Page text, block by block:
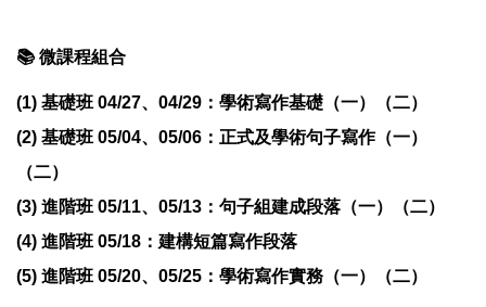
📚 微課程組合
(1) 基礎班 04/27、04/29：學術寫作基礎（一）（二）
(2) 基礎班 05/04、05/06：正式及學術句子寫作（一）
（二）
(3) 進階班 05/11、05/13：句子組建成段落（一）（二）
(4) 進階班 05/18：建構短篇寫作段落
(5) 進階班 05/20、05/25：學術寫作實務（一）（二）